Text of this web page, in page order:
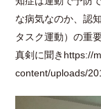
な病気なのか、認
タスク運動）の重
真剣に聞きhttps://
content/uploads/